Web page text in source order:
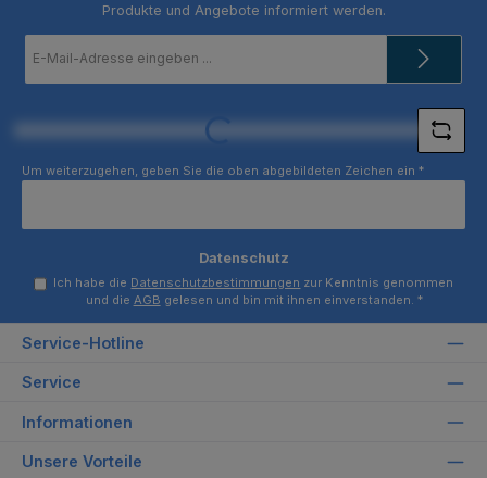
Produkte und Angebote informiert werden.
Mail-
Loading...
Um weiterzugehen, geben Sie die oben abgebildeten Zeichen ein *
Datenschutz
Ich habe die Datenschutzbestimmungen zur Kenntnis genommen
und die AGB gelesen und bin mit ihnen einverstanden. *
Service-Hotline
Service
Informationen
Unsere Vorteile